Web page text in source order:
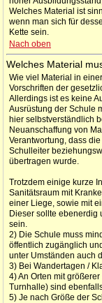
Welches Material ist
wenn man sich für
Kette sein.
Nach oben
Welches Material
Wie viel Material in
Vorschriften der
Allerdings ist es keine
Ausrüstung der Schule
hier selbstverständlich
Neuanschaffung von
Verantwortung, dass
Schulleiter
übertragen wurde.
Trotzdem einige kurze
Sanitätsraum mit
einer Liege, sowie mit
Dieser sollte ebenerdig
sein.
2) Die Schule muss
öffentlich zugänglich
unter Umständen auch
3) Bei Wandertagen /
4) An Orten mit
Turnhalle) sind
5) Je nach Größe der